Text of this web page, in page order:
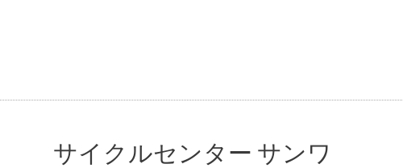
サイクルセンター サンワ